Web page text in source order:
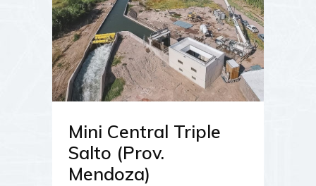
Mini Central Triple
Salto (Prov.
Mendoza)